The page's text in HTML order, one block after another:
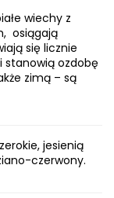
wiechy z
osiągają
się licznie
stanowią ozdobę
zimą – są
jesienią
czerwony.